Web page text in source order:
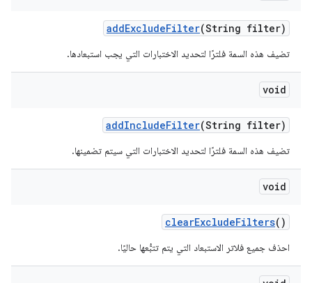
addExcludeFilter(String filter)
تضيف هذه السمة فلترًا لتحديد الاختبارات التي يجب استبعادها.
void
addIncludeFilter(String filter)
تضيف هذه السمة فلترًا لتحديد الاختبارات التي سيتم تضمينها.
void
clearExcludeFilters()
احذف جميع فلاتر الاستبعاد التي يتم تتبُّعها حاليًا.